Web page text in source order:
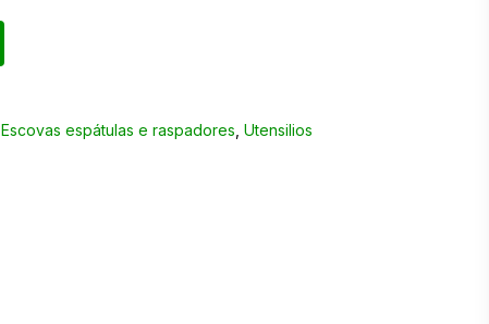
,Escovas espátulas e raspadores ,Utensilios